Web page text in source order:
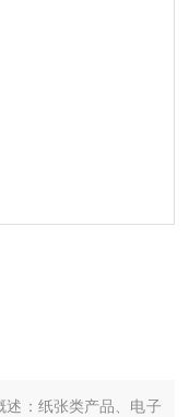
述：纸张类产品、电子